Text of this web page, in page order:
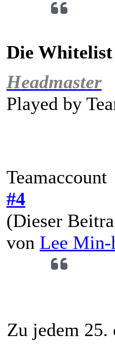
nicht sagen. x
Die
Headmaster
Played by
Teamaccount
#4
(Dieser
von Lee Min-
Zu jedem 25.